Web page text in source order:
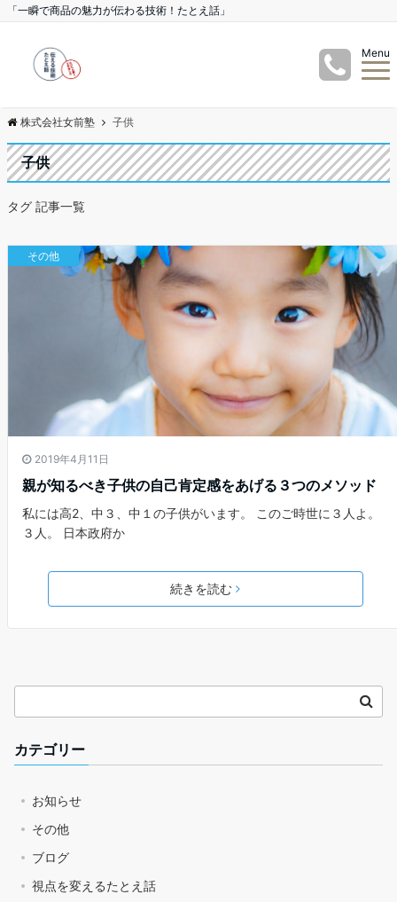
「一瞬で商品の魅力が伝わる技術！たとえ話」
Menu
株式会社女前塾 子供
子供
タグ 記事一覧
その他
2019年4月11日
親が知るべき子供の自己肯定感をあげる３つのメソッド
私には高2、中３、中１の子供がいます。 このご時世に３人よ。
３人。 日本政府か
続きを読む
カテゴリー
お知らせ
その他
ブログ
視点を変えるたとえ話